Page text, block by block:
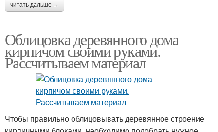
читать дальше →
Облицовка деревянного дома
кирпичом своими руками.
Рассчитываем материал
Чтобы правильно облицовывать деревянное строение